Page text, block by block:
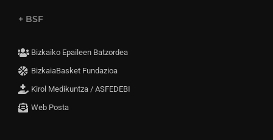
+ BSF
Bizkaiko Epaileen Batzordea
BizkaiaBasket Fundazioa
Kirol Medikuntza / ASFEDEBI
Web Posta